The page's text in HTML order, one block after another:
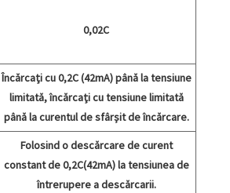
0,02C
Încărcați cu 0,2C (42mA) până la tensiune
limitată, încărcați cu tensiune limitată
până la curentul de sfârșit de încărcare.
Folosind o descărcare de curent
constant de 0,2C(42mA) la tensiunea de
întrerupere a descărcarii.